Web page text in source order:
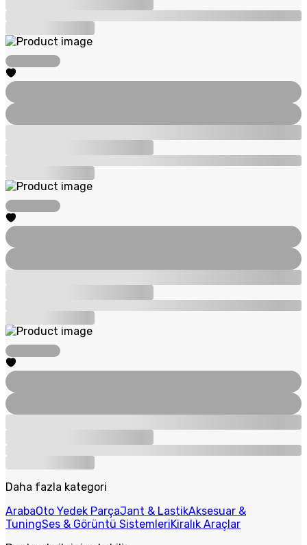
Daha fazla kategori
ArabaOto Yedek ParçaJant & LastikAksesuar &
TuningSes & Görüntü SistemleriKiralık Araçlar